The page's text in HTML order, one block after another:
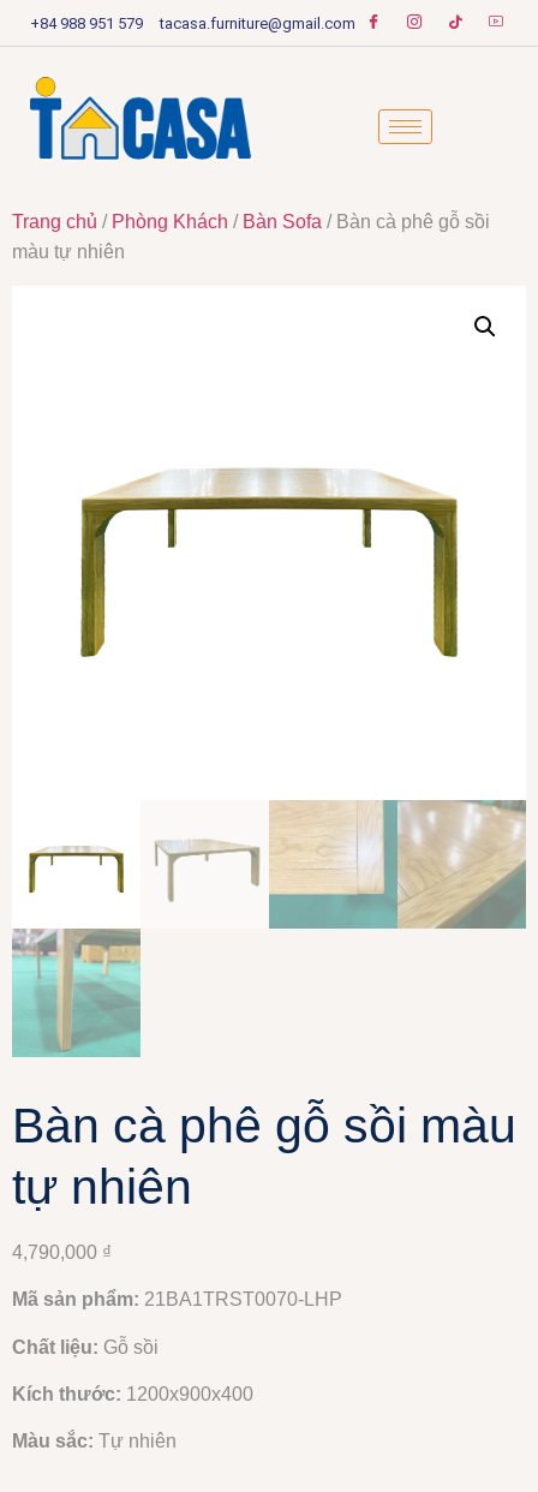
+84 988 951 579 tacasa.furniture@gmail.com
Trang chủ / Phòng Khách / Bàn Sofa / Bàn cà phê gỗ sồi
màu tự nhiên
Bàn cà phê gỗ sồi màu
tự nhiên
4,790,000 ₫
Mã sản phẩm: 21BA1TRST0070-LHP
Chất liệu: Gỗ sồi
Kích thước: 1200x900x400
Màu sắc: Tự nhiên